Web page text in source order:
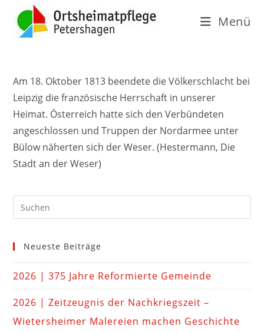
Menü
Am 18. Oktober 1813 beendete die Völkerschlacht bei
Leipzig die französische Herrschaft in unserer
Heimat. Österreich hatte sich den Verbündeten
angeschlossen und Truppen der Nordarmee unter
Bülow näherten sich der Weser. (Hestermann, Die
Stadt an der Weser)
Neueste Beiträge
2026 | 375 Jahre Reformierte Gemeinde
2026 | Zeitzeugnis der Nachkriegszeit –
Wietersheimer Malereien machen Geschichte